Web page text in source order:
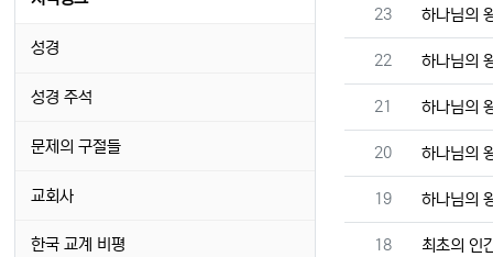
번호
23 하나님의
번호
22 하나님의
번호
21 하나님의
번호
20 하나님의
번호
19 하나님의
번호
18 최초의 인
성경
성경 주석
문제의 구절들
교회사
한국 교계 비평